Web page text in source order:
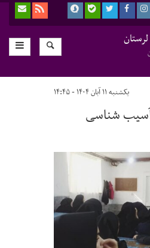
یکشنبه ۱۱ آبان ۱۴۰۴ - ۱۴:۴۵
آسیب شناسی